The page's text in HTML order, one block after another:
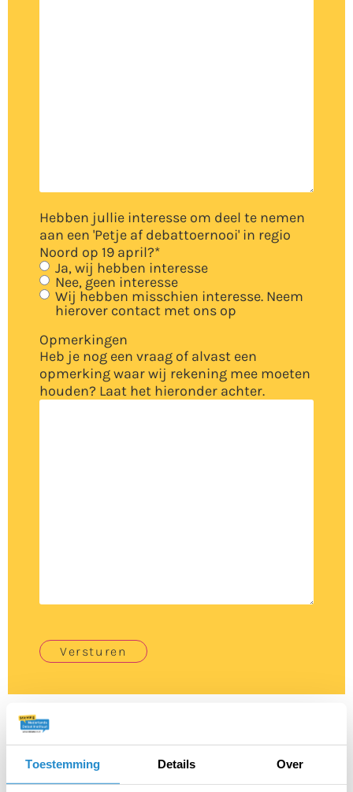
Toestemming Details Over
Hebben jullie interesse om deel te nemen
aan een 'Petje af debattoernooi' in regio
Noord op 19 april?*
Ja, wij hebben interesse
Nee, geen interesse
Wij hebben misschien interesse. Neem
hierover contact met ons op
Opmerkingen
Heb je nog een vraag of alvast een
opmerking waar wij rekening mee moeten
houden? Laat het hieronder achter.
Versturen